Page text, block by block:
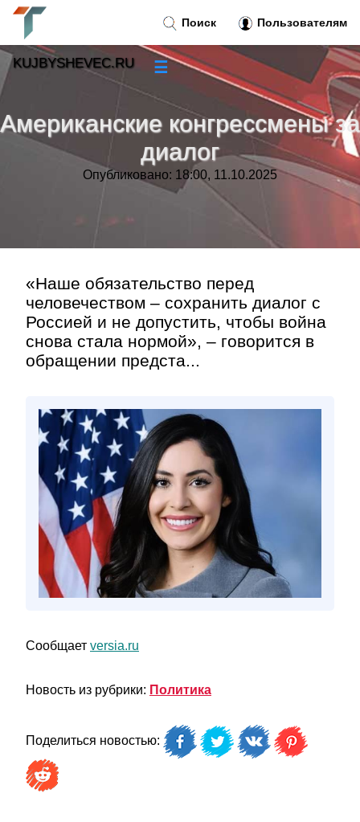
Американские конгрессмены за
диалог
Опубликовано: 18:00, 11.10.2025
«Наше обязательство перед
человечеством – сохранить диалог с
Россией и не допустить, чтобы война
снова стала нормой», – говорится в
обращении предста...
Сообщает versia.ru
Новость из рубрики: Политика
Поделиться новостью:
Поиск Пользователям
KUJBYSHEVEC.RU ☰
»
Тренды новостей»
»
Контакт»